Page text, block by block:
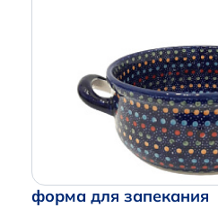
форма для запекания